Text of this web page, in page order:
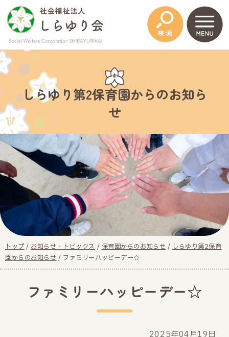
このページの本文へ
しらゆり第2保育園からのお知ら
せ
現
在
の
トップ / お知らせ・トピックス / 保育園からのお知らせ / しらゆり第2保育
園からのお知らせ / ファミリーハッピーデー☆
ファミリーハッピーデー☆